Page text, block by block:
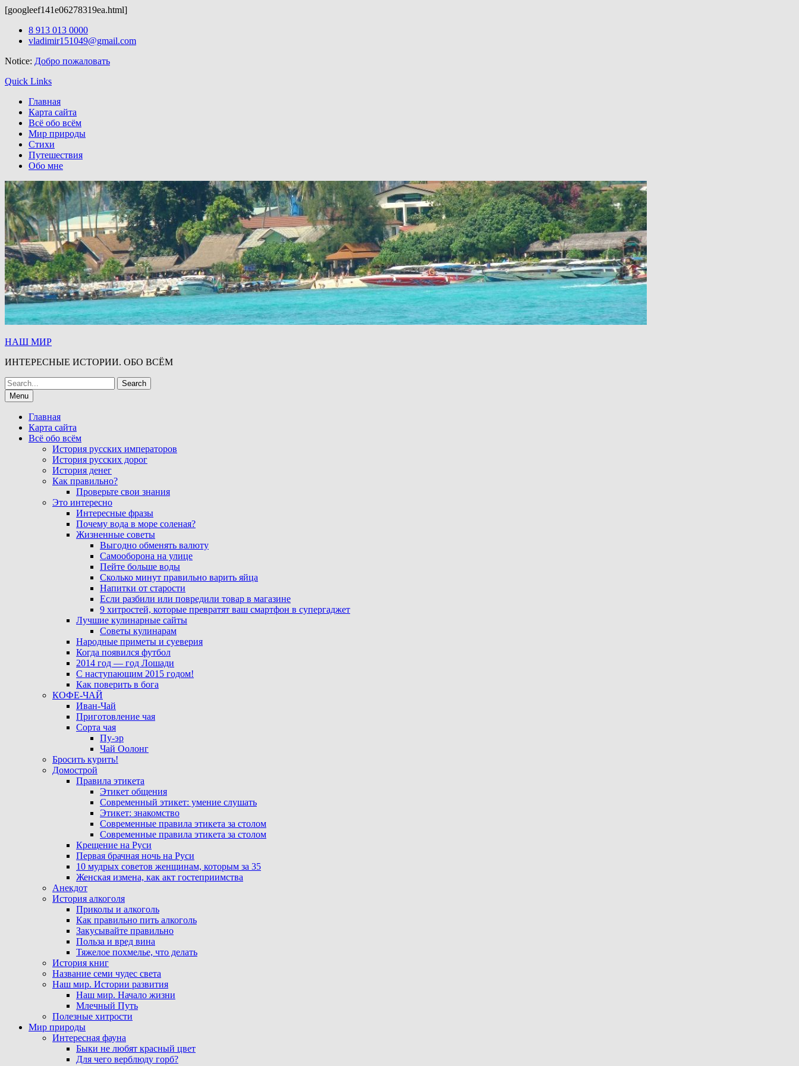
[googleef141e06278319ea.html]
Skip
8 913 013 0000
vladimir151049@gmail.com
Notice: Добро пожаловать
Quick Links
Главная
Карта сайта
Всё обо всём
Мир природы
Стихи
Путешествия
Обо мне
НАШ МИР
ИНТЕРЕСНЫЕ ИСТОРИИ. ОБО ВСЁМ
Search
for:Menu
Главная
Карта сайта
Всё обо всём
История русских императоров
История русских дорог
История денег
Как правильно?
Проверьте свои знания
Это интересно
Интересные фразы
Почему вода в море соленая?
Жизненные советы
Выгодно обменять валюту
Самооборона на улице
Пейте больше воды
Сколько минут правильно варить яйца
Напитки от старости
Если разбили или повредили товар в магазине
9 хитростей, которые превратят ваш смартфон в супергаджет
Лучшие кулинарные сайты
Советы кулинарам
Народные приметы и суеверия
Когда появился футбол
2014 год — год Лошади
С наступающим 2015 годом!
Как поверить в бога
КОФЕ-ЧАЙ
Иван-Чай
Приготовление чая
Сорта чая
Пу-эр
Чай Оолонг
Бросить курить!
Домострой
Правила этикета
Этикет общения
Современный этикет: умение слушать
Этикет: знакомство
Современные правила этикета за столом
Современные правила этикета за столом
Крещение на Руси
Первая брачная ночь на Руси
10 мудрых советов женщинам, которым за 35
Женская измена, как акт гостеприимства
Анекдот
История алкоголя
Приколы и алкоголь
Как правильно пить алкоголь
Закусывайте правильно
Польза и вред вина
Тяжелое похмелье, что делать
История книг
Название семи чудес света
Наш мир. Истории развития
Наш мир. Начало жизни
Млечный Путь
Полезные хитрости
Мир природы
Интересная фауна
Быки не любят красный цвет
Для чего верблюду горб?